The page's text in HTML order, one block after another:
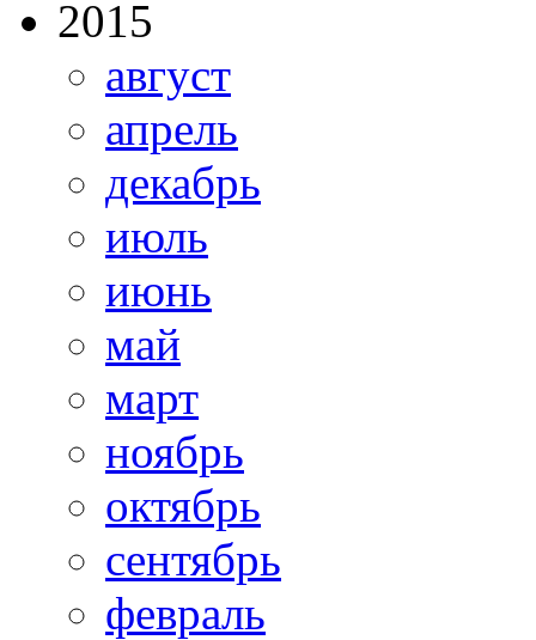
2015
август
апрель
декабрь
июль
июнь
май
март
ноябрь
октябрь
сентябрь
февраль